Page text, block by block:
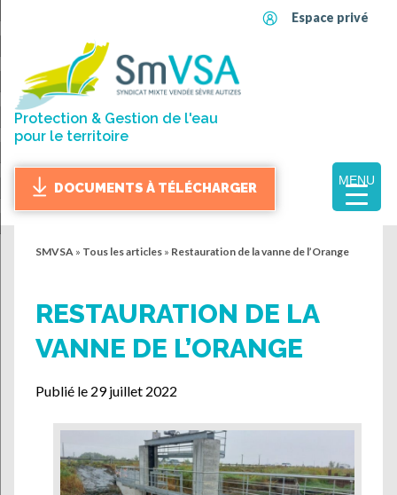
Espace privé
Protection & Gestion de l'eau
pour le territoire
DOCUMENTS À TÉLÉCHARGER
MENU
SMVSA » Tous les articles » Restauration de la vanne de l’Orange
RESTAURATION DE LA
VANNE DE L’ORANGE
Publié le 29 juillet 2022